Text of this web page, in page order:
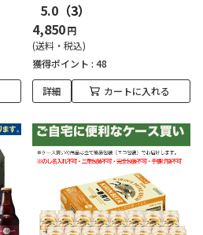
5.0 （3）
4,850円
(送料・税込)
獲得ポイント : 48
詳細 カートに入れる